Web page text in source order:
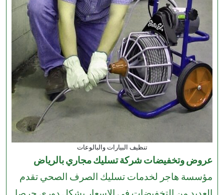
تنظيف البيارات والبالوعات
عروض وتخفيضات شركة تسليك مجاري بالرياض
مؤسسة هاجر لخدمات تسليك الصرف الصحي تقدم